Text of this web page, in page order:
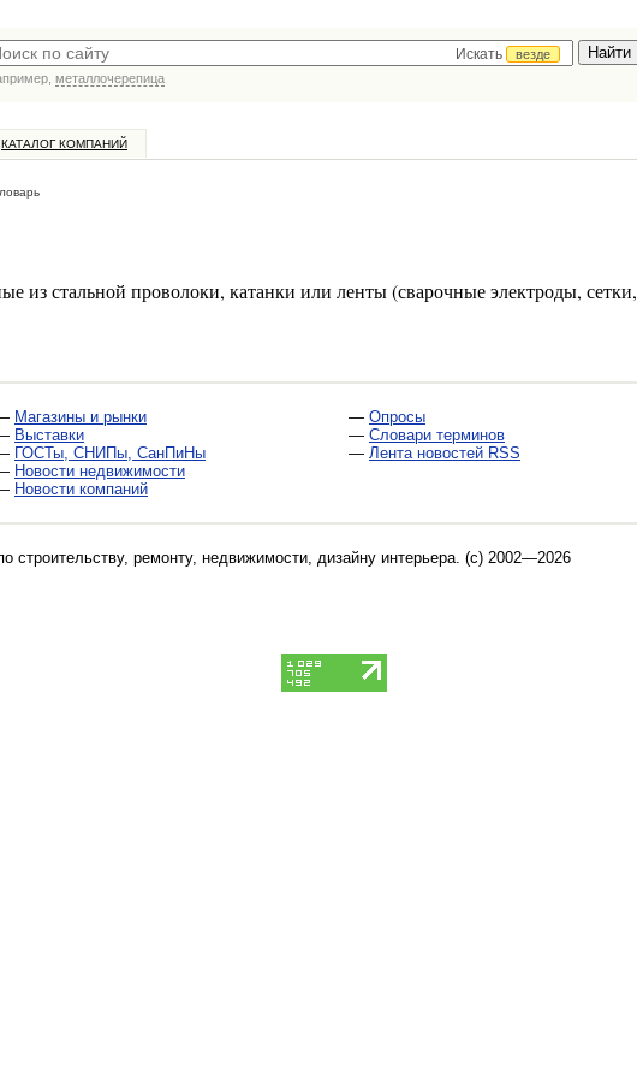
Искать
везде
металлочерепица
КАТАЛОГ КОМПАНИЙ
из стальной проволоки, катанки или ленты (сварочные электроды, сетки,
Магазины и рынки
Выставки
ГОСТы, СНИПы, СанПиНы
Новости недвижимости
Новости компаний
— Опросы
— Словари терминов
— Лента новостей RSS
строительству, ремонту, недвижимости, дизайну интерьера. (c) 2002—2026